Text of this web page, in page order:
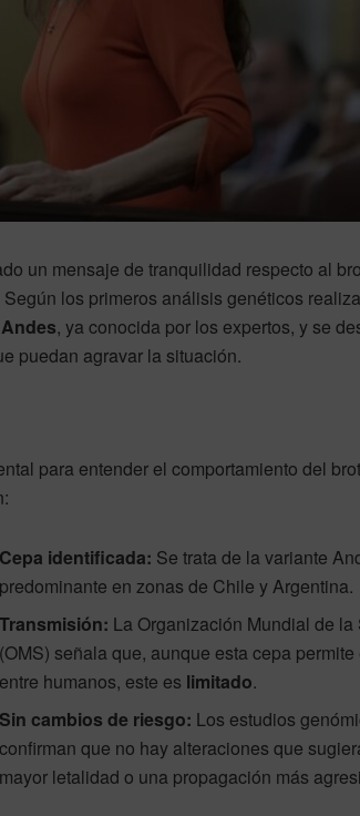
un mensaje de tranquilidad respecto al
Según los primeros análisis genéticos
, ya conocida por los expertos, y se
puedan agravar la situación.
para entender el comportamiento del
Cepa identificada: Se trata de la variante
predominante en zonas de Chile y Argentina.
Transmisión: La Organización Mundial de la
(OMS) señala que, aunque esta cepa
entre humanos, este es limitado.
Sin cambios de riesgo: Los estudios
confirman que no hay alteraciones que
mayor letalidad o una propagación más